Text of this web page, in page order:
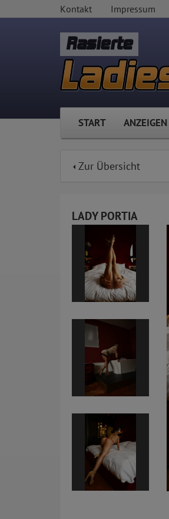
Kontakt Impressum
Rasierte
START ANZEIGEN
Zur Übersicht
LADY PORTIA